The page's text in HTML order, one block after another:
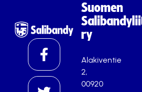
Suomen
ry
Alakiventie
2,
00920